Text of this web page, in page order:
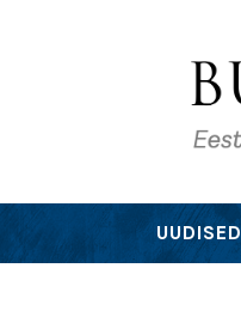
UUDISED